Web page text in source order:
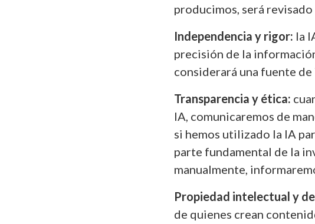
producimos, será
Independencia y rigor: la
precisión de la
considerará una fuente
Transparencia y ética:
IA, comunicaremos de
si hemos utilizado la IA
parte fundamental de la
manualmente,
Propiedad intelectual y
de quienes crean